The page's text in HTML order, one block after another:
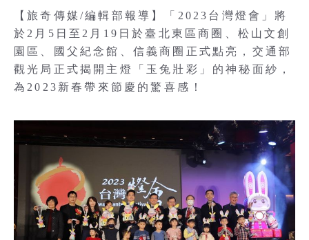
【旅奇傳媒/編輯部報導】「2023台灣燈會」將
於2月5日至2月19日於臺北東區商圈、松山文創
園區、國父紀念館、信義商圈正式點亮，交通部
觀光局正式揭開主燈「玉兔壯彩」的神秘面紗，
為2023新春帶來節慶的驚喜感！